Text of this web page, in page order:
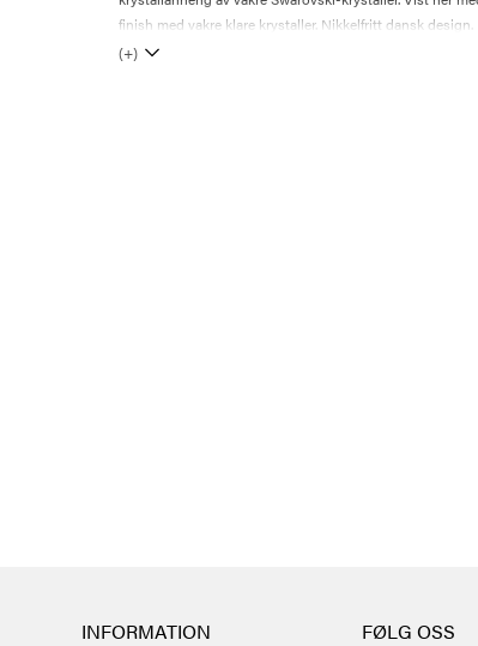
finish med vakre klare krystaller. Nikkelfritt dansk design.
(+)
INFORMATION FØLG OSS